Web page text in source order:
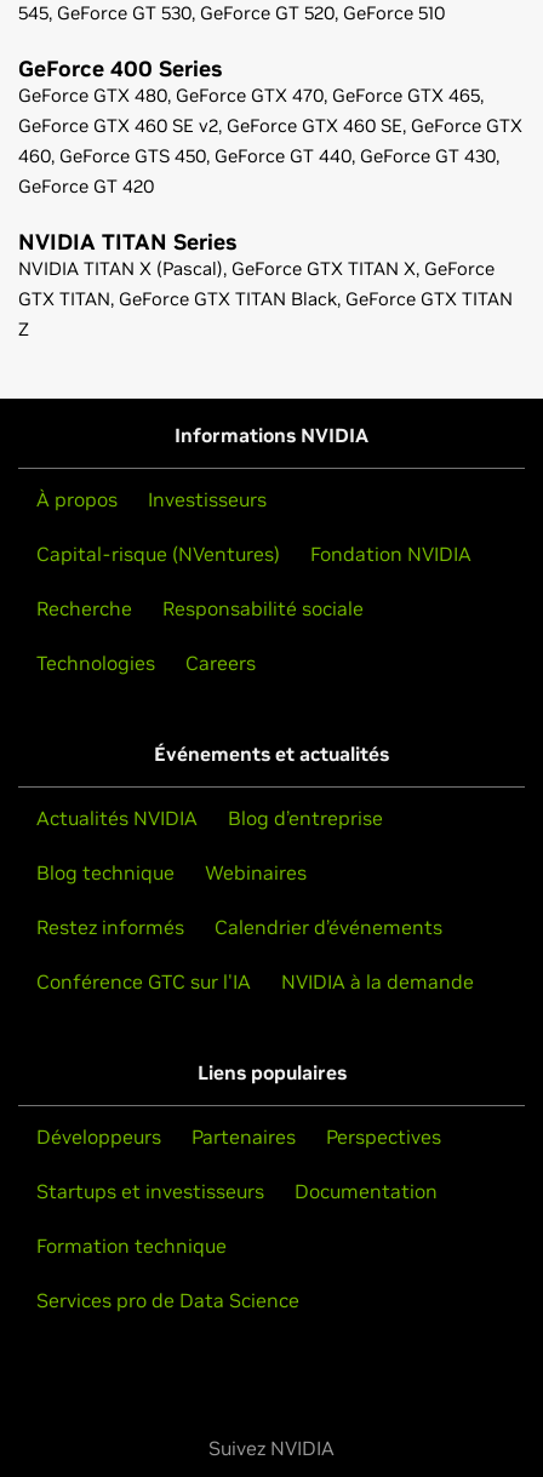
545, GeForce GT 530, GeForce GT 520, GeForce 510
GeForce 400 Series
GeForce GTX 480, GeForce GTX 470, GeForce GTX 465,
GeForce GTX 460 SE v2, GeForce GTX 460 SE, GeForce GTX
460, GeForce GTS 450, GeForce GT 440, GeForce GT 430,
GeForce GT 420
NVIDIA TITAN Series
NVIDIA TITAN X (Pascal), GeForce GTX TITAN X, GeForce
GTX TITAN, GeForce GTX TITAN Black, GeForce GTX TITAN
Z
(v375.63)
Guide de l'utilisateur du panneau de configuration
Informations NVIDIA
À propos Investisseurs
Capital-risque (NVentures) Fondation NVIDIA
Recherche Responsabilité sociale
Technologies Careers
Événements et actualités
Actualités NVIDIA Blog d’entreprise
Blog technique Webinaires
Restez informés Calendrier d’événements
Conférence GTC sur l'IA NVIDIA à la demande
Liens populaires
Développeurs Partenaires Perspectives
Startups et investisseurs Documentation
Formation technique
Services pro de Data Science
Suivez NVIDIA